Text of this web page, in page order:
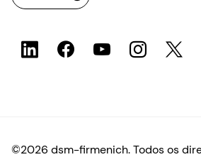
©2026 dsm-firmenich. Todos os